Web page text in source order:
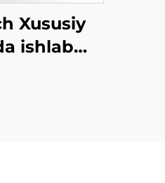
Xususiy
ishlab